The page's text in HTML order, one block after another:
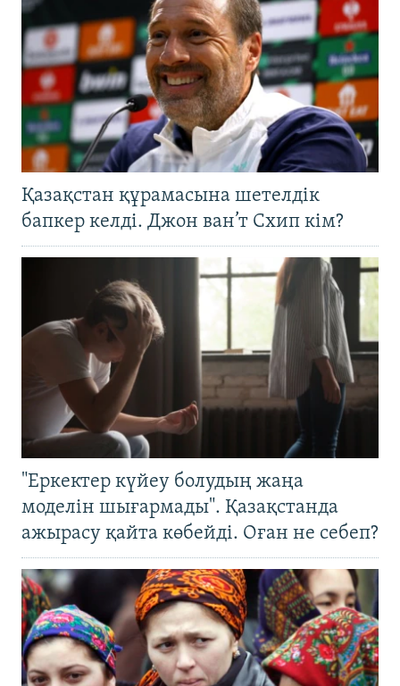
Қазақстан құрамасына шетелдік
бапкер келді. Джон ван’т Схип кім?
"Еркектер күйеу болудың жаңа
моделін шығармады". Қазақстанда
ажырасу қайта көбейді. Оған не себеп?